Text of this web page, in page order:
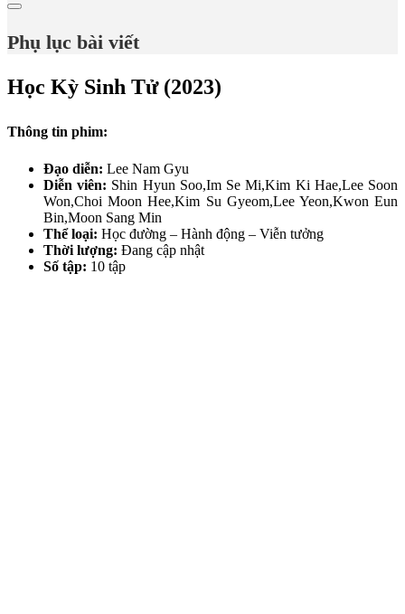
Phụ lục bài viết
Học Kỳ Sinh Tử (2023)
Thông tin phim:
Đạo diễn: Lee Nam Gyu
Diễn viên: Shin Hyun Soo,Im Se Mi,Kim Ki Hae,Lee Soon
Won,Choi Moon Hee,Kim Su Gyeom,Lee Yeon,Kwon Eun
Bin,Moon Sang Min
Thể loại: Học đường – Hành động – Viễn tưởng
Thời lượng: Đang cập nhật
Số tập: 10 tập